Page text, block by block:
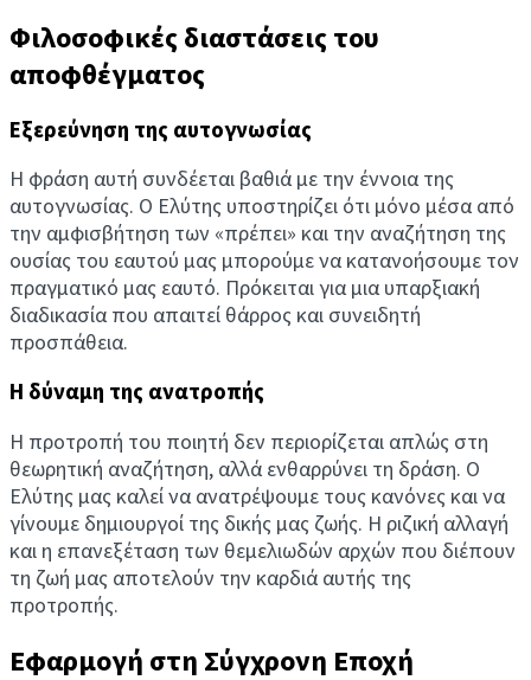
Φιλοσοφικές διαστάσεις του
αποφθέγματος
Εξερεύνηση της αυτογνωσίας
Η φράση αυτή συνδέεται βαθιά με την έννοια της
αυτογνωσίας. Ο Ελύτης υποστηρίζει ότι μόνο μέσα από
την αμφισβήτηση των «πρέπει» και την αναζήτηση της
ουσίας του εαυτού μας μπορούμε να κατανοήσουμε τον
πραγματικό μας εαυτό. Πρόκειται για μια υπαρξιακή
διαδικασία που απαιτεί θάρρος και συνειδητή
προσπάθεια.
Η δύναμη της ανατροπής
Η προτροπή του ποιητή δεν περιορίζεται απλώς στη
θεωρητική αναζήτηση, αλλά ενθαρρύνει τη δράση. Ο
Ελύτης μας καλεί να ανατρέψουμε τους κανόνες και να
γίνουμε δημιουργοί της δικής μας ζωής. Η ριζική αλλαγή
και η επανεξέταση των θεμελιωδών αρχών που διέπουν
τη ζωή μας αποτελούν την καρδιά αυτής της
προτροπής.
Εφαρμογή στη Σύγχρονη Εποχή